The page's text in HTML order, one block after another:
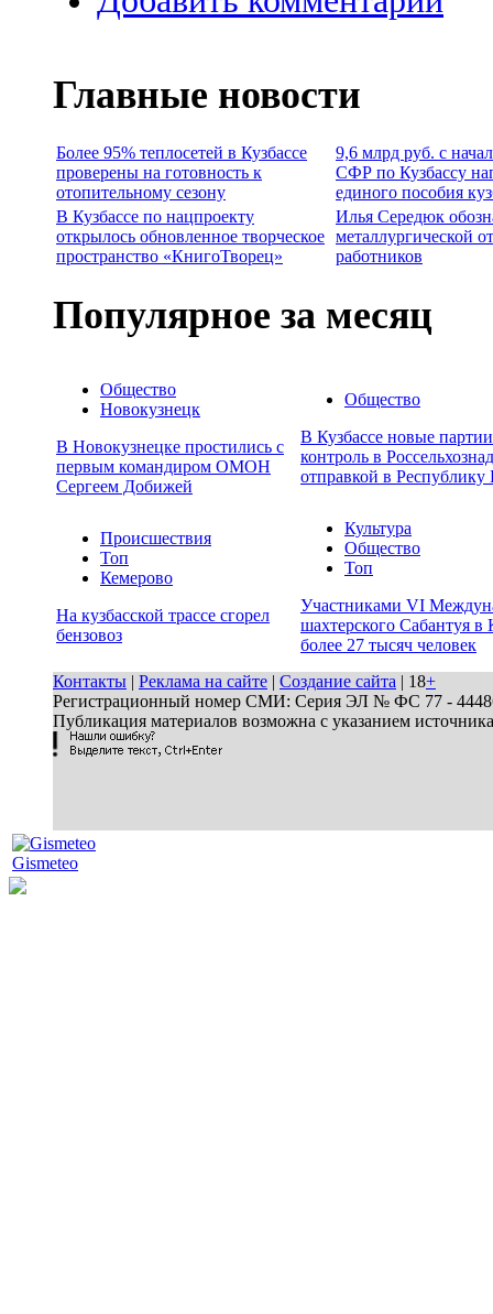
Главные новости
Более 95% теплосетей в Кузбассе
проверены на готовность к
отопительному сезону
9,6 млрд руб. с
СФР по Кузбассу
единого пособия
В Кузбассе по нацпроекту
открылось обновленное творческое
пространство «КнигоТворец»
Илья Середюк
металлургической
работников
Популярное за месяц
Общество
Новокузнецк
В Новокузнецке простились с
первым командиром ОМОН
Сергеем Добижей
Общество
В Кузбассе новые
контроль в
отправкой в Республику
Происшествия
Топ
Кемерово
На кузбасской трассе сгорел
бензовоз
Культура
Общество
Топ
Участниками VI
шахтерского Сабантуя в
более 27 тысяч человек
Контакты | Реклама на сайте | Создание сайта | 18+
Регистрационный номер СМИ: Серия ЭЛ № ФС 77 - 44486
Публикация материалов возможна с указанием
Gismeteo